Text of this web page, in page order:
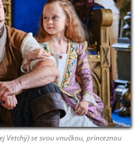
Vetchý) se svou vnučkou, princeznou